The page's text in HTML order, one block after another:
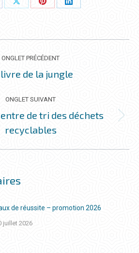
PartagerPartagerPartager
ONGLET PRÉCÉDENT
Onglet
livre de la jungle
ONGLET SUIVANT
Onglet
suivant
de tri des déchets
recyclables
de réussite – promotion 2026
juillet 2026